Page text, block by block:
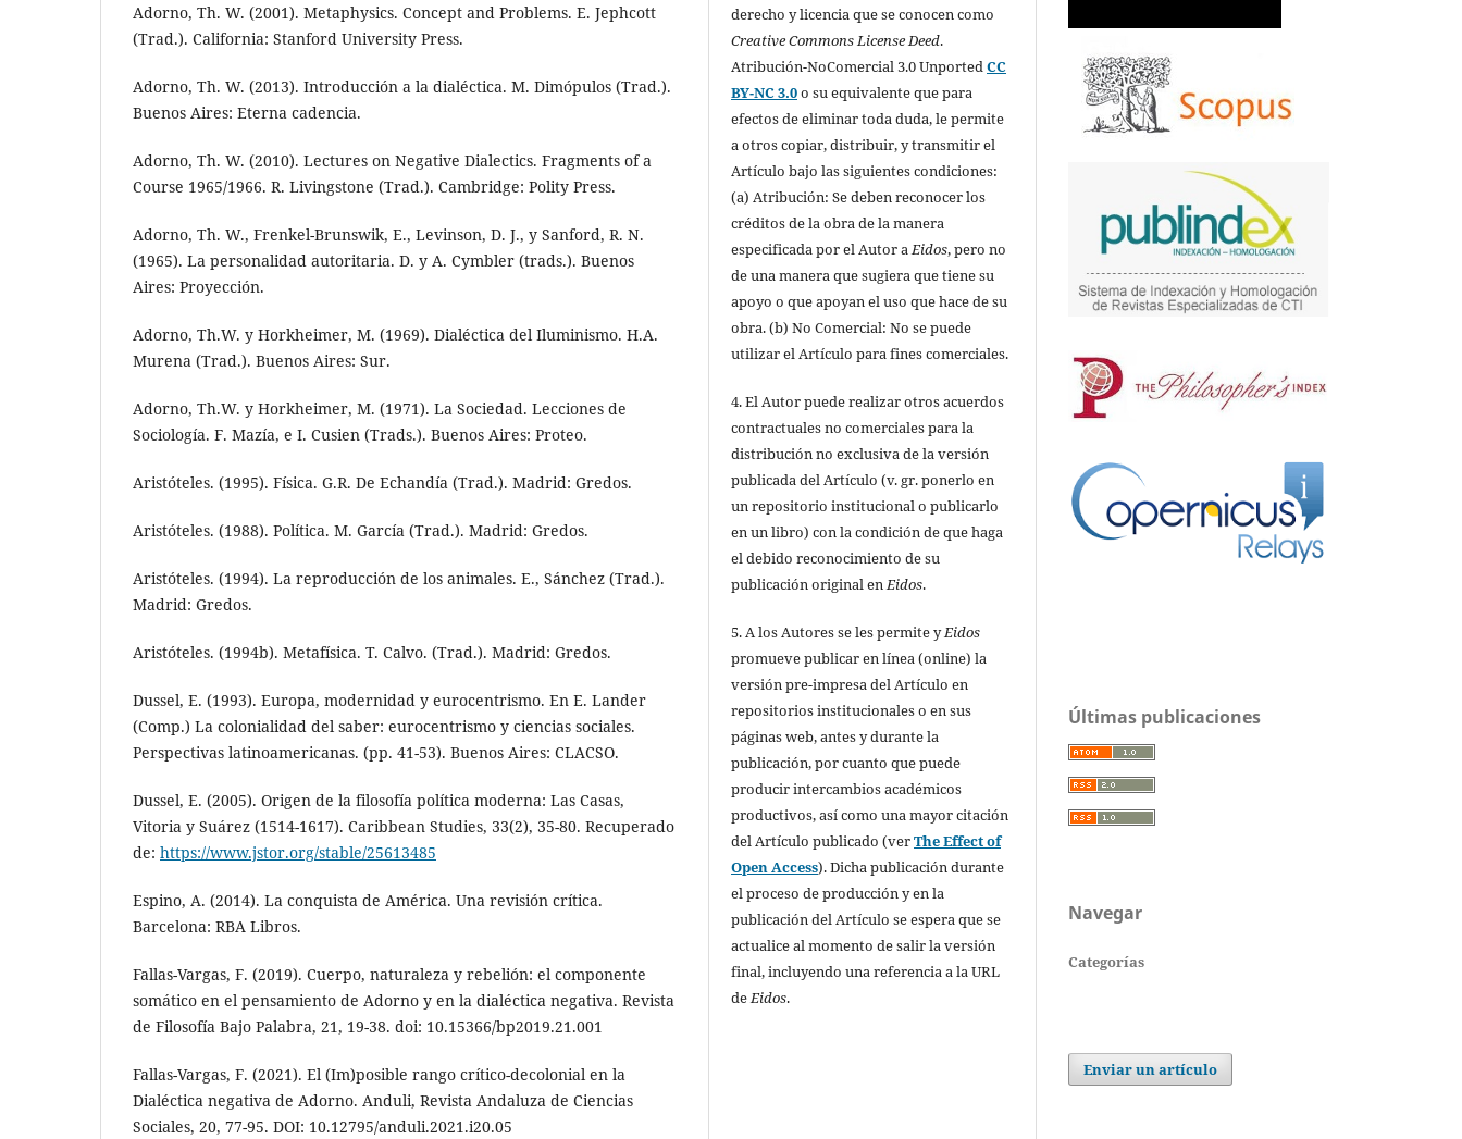
Adorno, Th. W. (2001). Metaphysics. Concept and Problems. E. Jephcott
(Trad.). California: Stanford University Press.
Adorno, Th. W. (2013). Introducción a la dialéctica. M. Dimópulos (Trad.).
Buenos Aires: Eterna cadencia.
Adorno, Th. W. (2010). Lectures on Negative Dialectics. Fragments of a
Course 1965/1966. R. Livingstone (Trad.). Cambridge: Polity Press.
Adorno, Th. W., Frenkel-Brunswik, E., Levinson, D. J., y Sanford, R. N.
(1965). La personalidad autoritaria. D. y A. Cymbler (trads.). Buenos
Aires: Proyección.
Adorno, Th.W. y Horkheimer, M. (1969). Dialéctica del Iluminismo. H.A.
Murena (Trad.). Buenos Aires: Sur.
Adorno, Th.W. y Horkheimer, M. (1971). La Sociedad. Lecciones de
Sociología. F. Mazía, e I. Cusien (Trads.). Buenos Aires: Proteo.
Aristóteles. (1995). Física. G.R. De Echandía (Trad.). Madrid: Gredos.
Aristóteles. (1988). Política. M. García (Trad.). Madrid: Gredos.
Aristóteles. (1994). La reproducción de los animales. E., Sánchez (Trad.).
Madrid: Gredos.
Aristóteles. (1994b). Metafísica. T. Calvo. (Trad.). Madrid: Gredos.
Dussel, E. (1993). Europa, modernidad y eurocentrismo. En E. Lander
(Comp.) La colonialidad del saber: eurocentrismo y ciencias sociales.
Perspectivas latinoamericanas. (pp. 41-53). Buenos Aires: CLACSO.
Dussel, E. (2005). Origen de la filosofía política moderna: Las Casas,
Vitoria y Suárez (1514-1617). Caribbean Studies, 33(2), 35-80. Recuperado
de: https://www.jstor.org/stable/25613485
Espino, A. (2014). La conquista de América. Una revisión crítica.
Barcelona: RBA Libros.
Fallas-Vargas, F. (2019). Cuerpo, naturaleza y rebelión: el componente
somático en el pensamiento de Adorno y en la dialéctica negativa. Revista
de Filosofía Bajo Palabra, 21, 19-38. doi: 10.15366/bp2019.21.001
Fallas-Vargas, F. (2021). El (Im)posible rango crítico-decolonial en la
Dialéctica negativa de Adorno. Anduli, Revista Andaluza de Ciencias
Sociales, 20, 77-95. DOI: 10.12795/anduli.2021.i20.05
derecho y licencia que se conocen como
Creative Commons License Deed.
Atribución-NoComercial 3.0 UnportedCC
BY-NC 3.0o su equivalente que para
efectos de eliminar toda duda, le permite
a otros copiar, distribuir, y transmitir el
Artículo bajo las siguientes condiciones:
(a) Atribución: Se deben reconocer los
créditos de la obra de la manera
especificada por el Autor aEidos, pero no
de una manera que sugiera que tiene su
apoyo o que apoyan el uso que hace de su
obra. (b) No Comercial: No se puede
utilizar el Artículo para fines comerciales.
4. El Autor puede realizar otros acuerdos
contractuales no comerciales para la
distribución no exclusiva de la versión
publicada del Artículo (v. gr. ponerlo en
un repositorio institucional o publicarlo
en un libro) con la condición de que haga
el debido reconocimiento de su
publicación original enEidos.
5. A los Autores se les permite yEidos
promueve publicar en línea (online) la
versión pre-impresa del Artículo en
repositorios institucionales o en sus
páginas web, antes y durante la
publicación, por cuanto que puede
producir intercambios académicos
productivos, así como una mayor citación
del Artículo publicado (verThe Effect of
Open Access). Dicha publicación durante
el proceso de producción y en la
publicación del Artículo se espera que se
actualice al momento de salir la versión
final, incluyendo una referencia a la URL
deEidos.
Últimas publicaciones
Navegar
Categorías
Enviar un artículo